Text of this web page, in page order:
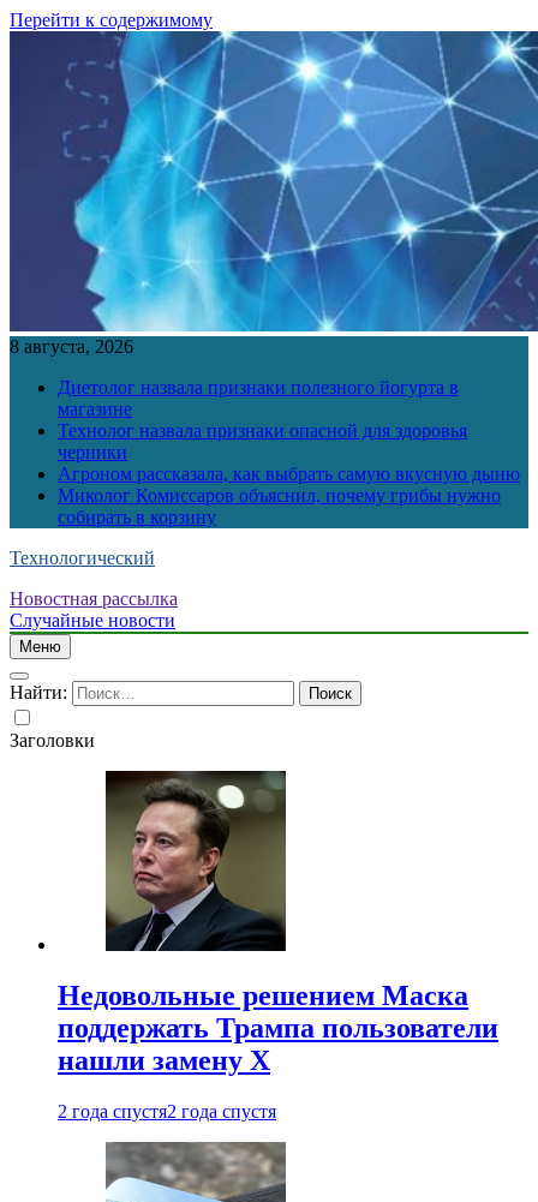
Перейти к содержимому
8 августа, 2026
Диетолог назвала признаки полезного йогурта в
магазине
Технолог назвала признаки опасной для здоровья
черники
Агроном рассказала, как выбрать самую вкусную дыню
Миколог Комиссаров объяснил, почему грибы нужно
собирать в корзину
Технологический
Новостная рассылка
Случайные новости
Меню
Найти:
Заголовки
Недовольные решением Маска
поддержать Трампа пользователи
нашли замену X
2 года спустя2 года спустя